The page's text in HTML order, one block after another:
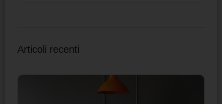
Articoli recenti